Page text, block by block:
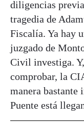
diligencias
tragedia de
Fiscalía. Ya hay
juzgado de
Civil investiga.
comprobar, la
manera bastante
Puente está